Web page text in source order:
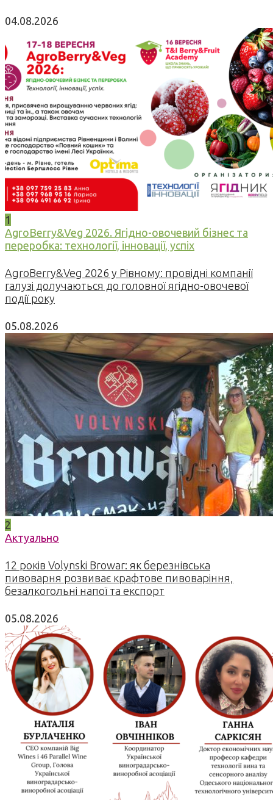
04.08.2026
1
AgroBerry&Veg 2026. Ягідно-овочевий бізнес та
переробка: технології, інновації, успіх
AgroBerry&Veg 2026 у Рівному: провідні компанії
галузі долучаються до головної ягідно-овочевої
події року
05.08.2026
2
Актуально
12 років Volynski Browar: як березнівська
пивоварня розвиває крафтове пивоваріння,
безалкогольні напої та експорт
05.08.2026